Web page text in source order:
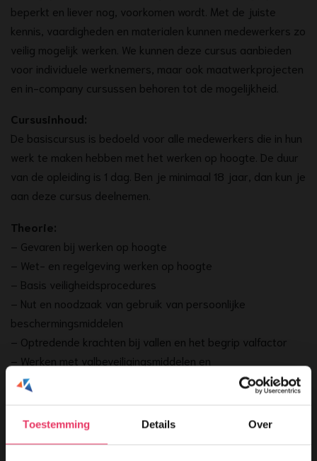
Toestemming Details Over
beperkt en liever nog, voorkomen wordt. Met de juiste
kennis, vaardigheden en materialen kunnen medewerkers zo
veilig mogelijk werken. We kunnen deze cursus aanbieden
voor individuele werknemers, maar ook maatwerkprojecten
en in-company cursussen behoren tot de mogelijkheid.
Cursusinhoud:
De basiscursus is bedoeld voor alle medewerkers die in hun
werk te maken hebben met het werken op hoogte. De duur
van de opleiding is 1 dag. Ben je minimaal 18 jaar, dan kun je
aan deze cursus deelnemen.
Theorie:
– Gevaren bij werken op hoogte
– Wet- en regelgeving werken op hoogte
– Basis veiligheidsprocedures
– Nut en noodzaak van gebruik van persoonlijke
beschermingsmiddelen
– Optredende krachten bij vallen en het begrip valfactor
– Werken met valbeveiligingsmiddelen en
positioneringsmiddelen
– Juist aandoen en dragen van valbeveiligingsharnassen
– Juist gebruik van valstopmiddelen